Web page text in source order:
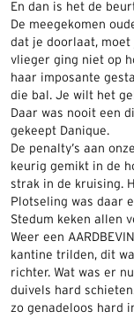
En dan is het de
De meegekomen
dat je doorlaat, moet
vlieger ging niet op
haar imposante
die bal. Je wilt het
Daar was nooit een
gekeept Danique.
De penalty’s aan
keurig gemikt in de
strak in de kruising.
Plotseling was daar
Stedum keken allen
Weer een
kantine trilden, dit
richter. Wat was er
duivels hard
zo genadeloos hard